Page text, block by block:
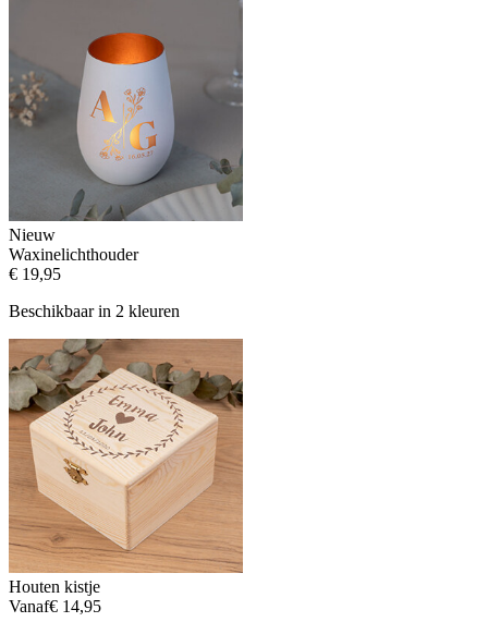
Nieuw
Waxinelichthouder
€ 19,95
Beschikbaar in 2 kleuren
Houten kistje
Vanaf€ 14,95